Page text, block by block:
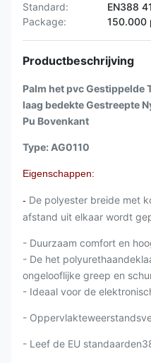
Standard:
EN388
Package:
150.000
Productbeschrijving
Palm het pvc Gestippelde
laag bedekte Gestreepte
Pu Bovenkant
Type: AG0110
Eigenschappen:
- De polyester breide met
afstand uit elkaar wordt
- Duurzaam comfort en
- De het
ongelooflijke greep en
- Ideaal voor de
-
- Leef de EU